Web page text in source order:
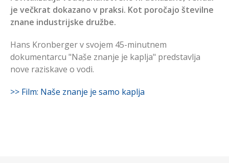
je večkrat dokazano v praksi. Kot poročajo številne
znane industrijske družbe.
Hans Kronberger v svojem 45-minutnem
dokumentarcu "Naše znanje je kaplja" predstavlja
nove raziskave o vodi.
>> Film: Naše znanje je samo kaplja